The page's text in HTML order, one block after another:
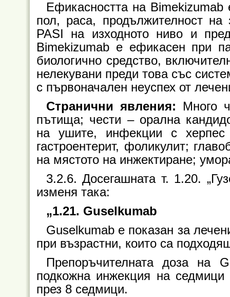
Ефикасността на Bimekizumab
пол, раса, продължителност на
PASI на изходното ниво и
Bimekizumab е ефикасен при
биологично средство,
нелекувани преди това със
с първоначален неуспех от
Странични явления: Mного
пътища; чести – орална
на ушите, инфекции с херпес
гастроентерит, фоликулит;
на мястото на инжектиране;
3.2.6. Досегашната т. 1.20.
изменя така:
„1.21. Guselkumab
Guselkumab е показан за
при възрастни, които са
Препоръчителната доза на
подкожна инжекция на
през 8 седмици.